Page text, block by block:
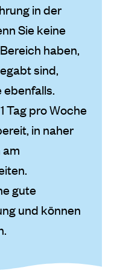
in der
Sie keine
haben,
sind,
ebenfalls.
Tag pro Woche
in naher
gute
und können